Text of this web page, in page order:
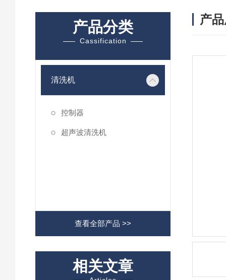
产品分类
Cassification
清洗机
控制器
超声波清洗机
查看全部产品 >>
相关文章
产